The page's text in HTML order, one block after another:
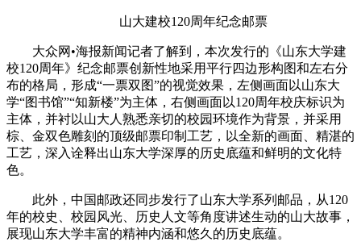
山大建校120周年纪念邮票
大众网•海报新闻记者了解到，本次发行的《山东大学建
校120周年》纪念邮票创新性地采用平行四边形构图和左右分
布的格局，形成“一票双图”的视觉效果，左侧画面以山东大
学“图书馆”“知新楼”为主体，右侧画面以120周年校庆标识为
主体，并衬以山大人熟悉亲切的校园环境作为背景，并采用
棕、金双色雕刻的顶级邮票印制工艺，以全新的画面、精湛的
工艺，深入诠释出山东大学深厚的历史底蕴和鲜明的文化特
色。
此外，中国邮政还同步发行了山东大学系列邮品，从120
年的校史、校园风光、历史人文等角度讲述生动的山大故事，
展现山东大学丰富的精神内涵和悠久的历史底蕴。